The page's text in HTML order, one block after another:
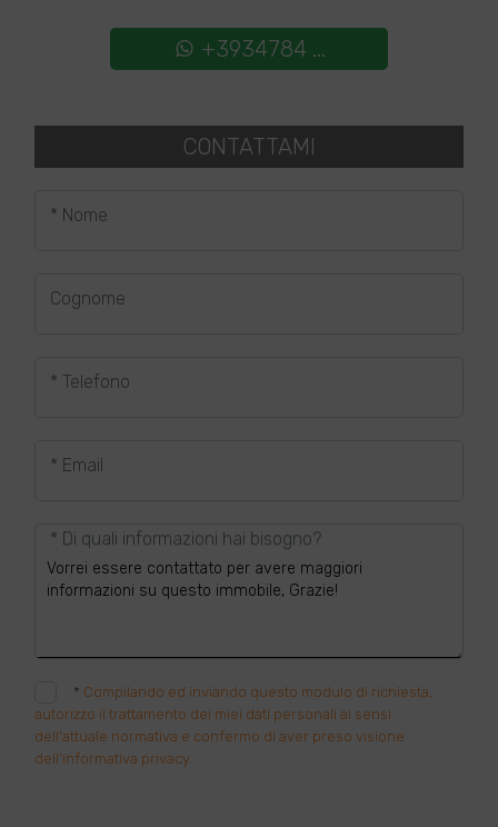
+3934784 ...
CONTATTAMI
* Nome
Cognome
* Telefono
* Email
* Di quali informazioni hai bisogno?
* Compilando ed inviando questo modulo di richiesta,
autorizzo il trattamento dei miei dati personali ai sensi
dell'attuale normativa e confermo di aver preso visione
dell'informativa privacy.